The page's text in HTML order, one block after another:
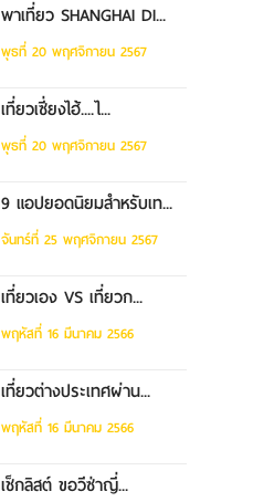
พาเที่ยว SHANGHAI DI...
พุธที่ 20 พฤศจิกายน 2567
เที่ยวเซี่ยงไฮ้....ไ...
พุธที่ 20 พฤศจิกายน 2567
9 แอปยอดนิยมสำหรับเท...
จันทร์ที่ 25 พฤศจิกายน 2567
เที่ยวเอง VS เที่ยวก...
พฤหัสที่ 16 มีนาคม 2566
เที่ยวต่างประเทศผ่าน...
พฤหัสที่ 16 มีนาคม 2566
เช็กลิสต์ ขอวีซ่าญี่...